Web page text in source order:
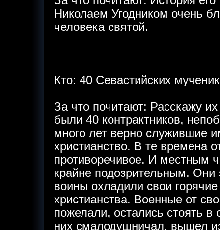
Николаем Угодником очень
человека святой.
Кто: 40 Севастийских
За что почитают: Расскажу
были 40 контрактников,
много лет верно служившие
христианство. В те времена
противоречивое. И местным
крайне подозрительным. Они
воины охладили свои
христианства. Военные от
пожелали, остались стоять в
них смалодушничал, вышел